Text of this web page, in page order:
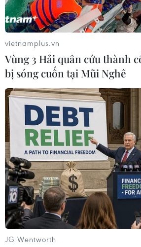
(Nhấp chuột vào ảnh để xem
Hàn Quốc đã trở thành nước
COVID-19 cao nhất ngoài
Chính phủ Hàn Quốc đang
ngân sách bổ sung khẩn cấp
thiểu những tác động của dịch
đối với nền kinh tế nước này./.
vietnamplus.vn
Vùng 3 Hải quân cứu thành
bị sóng cuốn tại Mũi Nghê
JG Wentworth